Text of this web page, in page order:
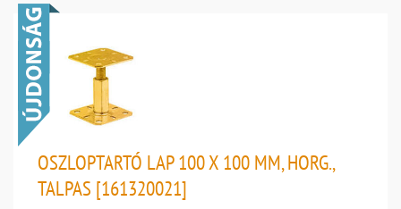
OSZLOPTARTÓ LAP 100 X 100 MM, HORG.,
TALPAS [161320021]